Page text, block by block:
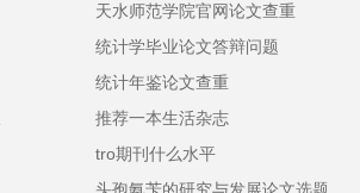
天水师范学院官网论文查重
统计学毕业论文答辩问题
统计年鉴论文查重
推荐一本生活杂志
tro期刊什么水平